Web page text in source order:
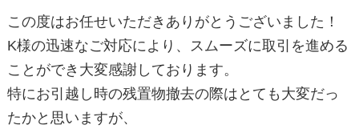
この度はお任せいただきありがとうございました！
K様の迅速なご対応により、スムーズに取引を進める
ことができ大変感謝しております。
特にお引越し時の残置物撤去の際はとても大変だっ
たかと思いますが、